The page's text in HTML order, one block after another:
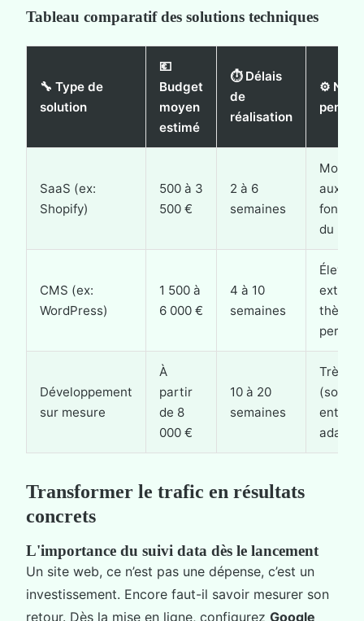
Tableau comparatif des solutions techniques
🔧 Type de
solution
💶
Budget
moyen
estimé
⏱️ Délais
de
réalisation
⚙️
SaaS (ex:
Shopify)
500 à 3
500 €
2 à 6
semaines
Moyen
aux
du
CMS (ex:
WordPress)
1 500 à
6 000 €
4 à 10
semaines
Élevé
thèmes
Développement
sur mesure
À
partir
de 8
000 €
10 à 20
semaines
Très
Transformer le trafic en résultats
concrets
L'importance du suivi data dès le lancement
Un site web, ce n’est pas une dépense, c’est un
investissement. Encore faut-il savoir mesurer son
retour. Dès la mise en ligne, configurez Google